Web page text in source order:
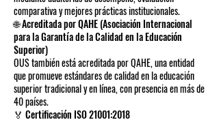
comparativa y mejores prácticas institucionales.
🌐 Acreditada por QAHE (Asociación Internacional
para la Garantía de la Calidad en la Educación
Superior)
OUS también está acreditada por QAHE, una entidad
que promueve estándares de calidad en la educación
superior tradicional y en línea, con presencia en más de
40 países.
🏅 Certificación ISO 21001:2018